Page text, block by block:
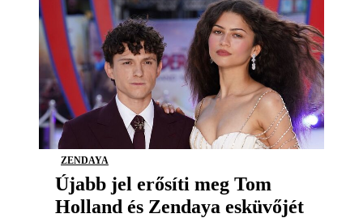
ZENDAYA
Újabb jel erősíti meg Tom
Holland és Zendaya esküvőjét